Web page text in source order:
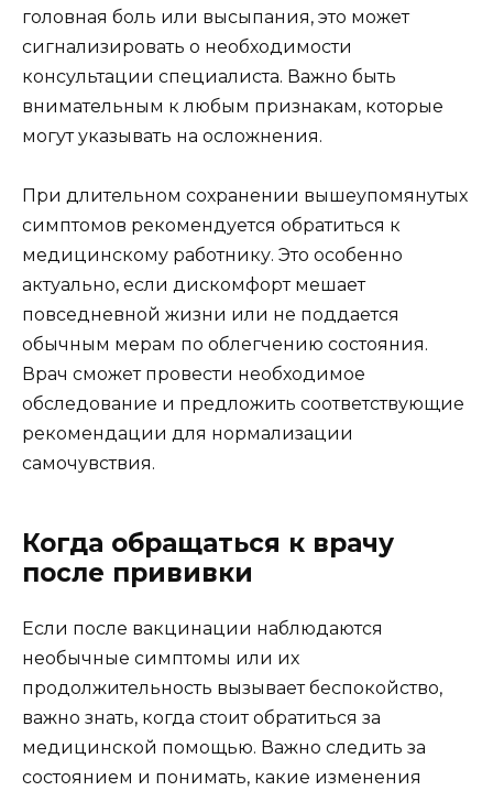
головная боль или высыпания, это может
сигнализировать о необходимости
консультации специалиста. Важно быть
внимательным к любым признакам, которые
могут указывать на осложнения.
При длительном сохранении вышеупомянутых
симптомов рекомендуется обратиться к
медицинскому работнику. Это особенно
актуально, если дискомфорт мешает
повседневной жизни или не поддается
обычным мерам по облегчению состояния.
Врач сможет провести необходимое
обследование и предложить соответствующие
рекомендации для нормализации
самочувствия.
Когда обращаться к врачу
после прививки
Если после вакцинации наблюдаются
необычные симптомы или их
продолжительность вызывает беспокойство,
важно знать, когда стоит обратиться за
медицинской помощью. Важно следить за
состоянием и понимать, какие изменения